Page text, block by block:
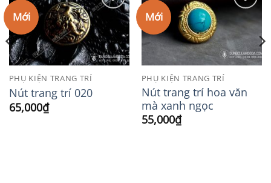
Mới
Add to
Wishlist
PHỤ KIỆN TRANG TRÍ
Nút trang trí 020
65,000₫
Mới
Add to
Wishlist
PHỤ KIỆN TRANG TRÍ
Nút trang trí hoa văn
mà xanh ngọc
55,000₫